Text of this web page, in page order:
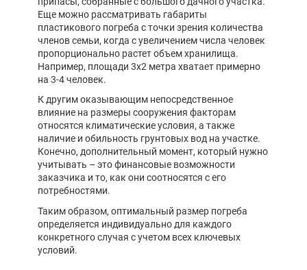
Еще можно рассматривать габариты
пластикового погреба с точки зрения количества
членов семьи, когда с увеличением числа человек
пропорционально растет объем хранилища.
Например, площади 3х2 метра хватает примерно
на 3-4 человек.
К другим оказывающим непосредственное
влияние на размеры сооружения факторам
относятся климатические условия, а также
наличие и обильность грунтовых вод на участке.
Конечно, дополнительный момент, который нужно
учитывать – это финансовые возможности
заказчика и то, как они соотносятся с его
потребностями.
Таким образом, оптимальный размер погреба
определяется индивидуально для каждого
конкретного случая с учетом всех ключевых
условий.